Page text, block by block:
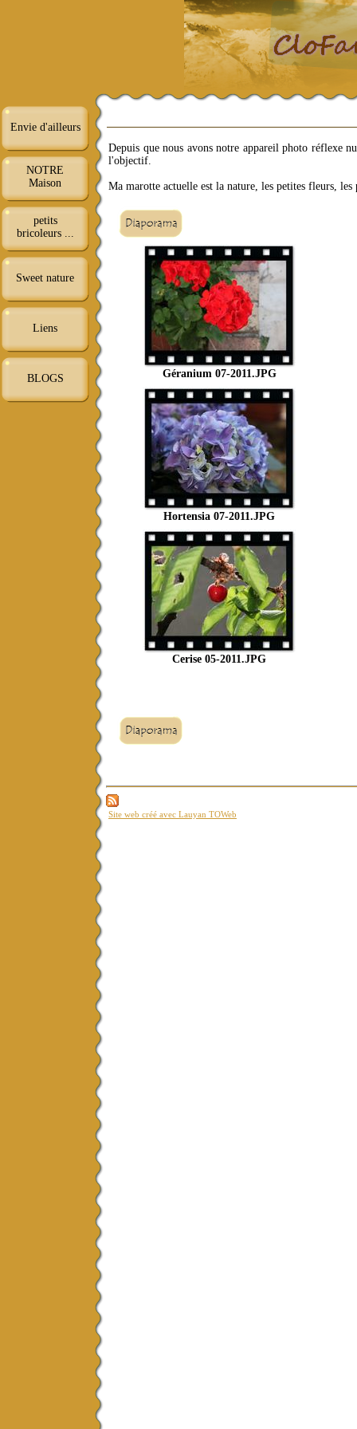
Envie d'ailleurs
NOTRE
Maison
petits
bricoleurs ...
Sweet nature
Liens
BLOGS
Depuis que nous avons notre appareil photo réflexe
l'objectif.
Ma marotte actuelle est la nature, les petites fleurs,
Géranium 07-2011.JPG
Hortensia 07-2011.JPG
Cerise 05-2011.JPG
Site web créé avec Lauyan TOWeb